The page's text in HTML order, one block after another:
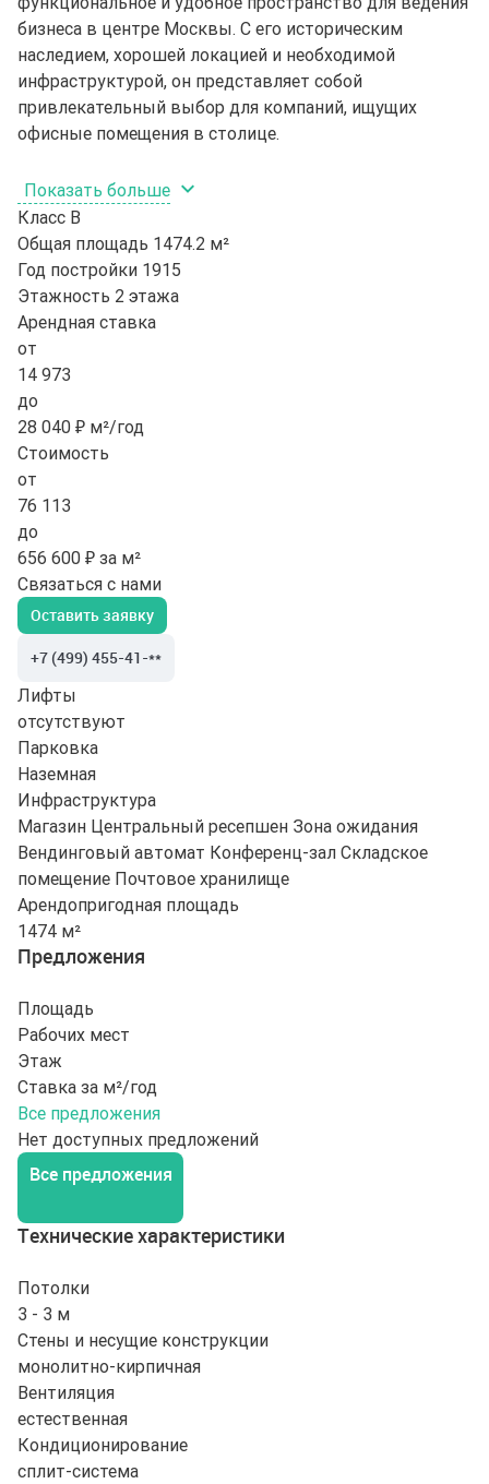
бизнеса в центре Москвы. С его историческим
наследием, хорошей локацией и необходимой
инфраструктурой, он представляет собой
привлекательный выбор для компаний, ищущих
офисные помещения в столице.
Показать больше
Класс B
Общая площадь 1474.2 м²
Год постройки 1915
Этажность 2 этажа
Арендная ставка
от
14 973
до
28 040 ₽ м²/год
Стоимость
от
76 113
до
656 600 ₽ за м²
Связаться с нами
Оставить заявку
+7 (499) 455-41-**
Лифты
отсутствуют
Парковка
Наземная
Инфраструктура
Магазин Центральный ресепшен Зона ожидания
Вендинговый автомат Конференц-зал Складское
помещение Почтовое хранилище
Арендопригодная площадь
1474 м²
Предложения
Площадь
Рабочих мест
Этаж
Ставка за м²/год
Все предложения
Нет доступных предложений
Все предложения
Технические характеристики
Потолки
3 - 3 м
Стены и несущие конструкции
монолитно-кирпичная
Вентиляция
естественная
Кондиционирование
сплит-система